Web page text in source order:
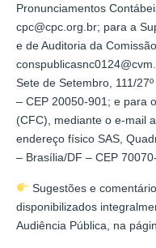
Pronunciamentos
cpc@cpc.org.br; para a
e de Auditoria da
Sete de Setembro, 111/
– CEP 20050-901; e para
(CFC), mediante o e-mail
endereço físico SAS,
– Brasília/DF – CEP
Sugestões e
disponibilizados
Audiência Pública, na